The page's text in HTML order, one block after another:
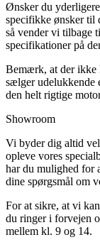
Ønsker du
specifikke ønsker til
så vender vi tilbage
specifikationer på
Bemærk, at der ikke
sælger udelukkende
den helt rigtige
Showroom
Vi byder dig altid
opleve vores
har du mulighed for
dine spørgsmål om
For at sikre, at vi
du ringer i forvejen
mellem kl. 9 og 14.